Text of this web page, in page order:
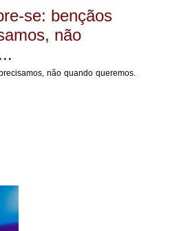
se: bençãos
não
não quando queremos.